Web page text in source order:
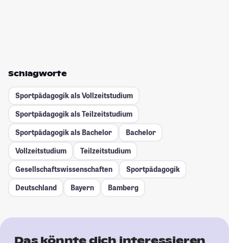
Schlagworte
Sportpädagogik als Vollzeitstudium
Sportpädagogik als Teilzeitstudium
Sportpädagogik als Bachelor
Bachelor
Vollzeitstudium
Teilzeitstudium
Gesellschafts­wissenschaften
Sportpädagogik
Deutschland
Bayern Bamberg